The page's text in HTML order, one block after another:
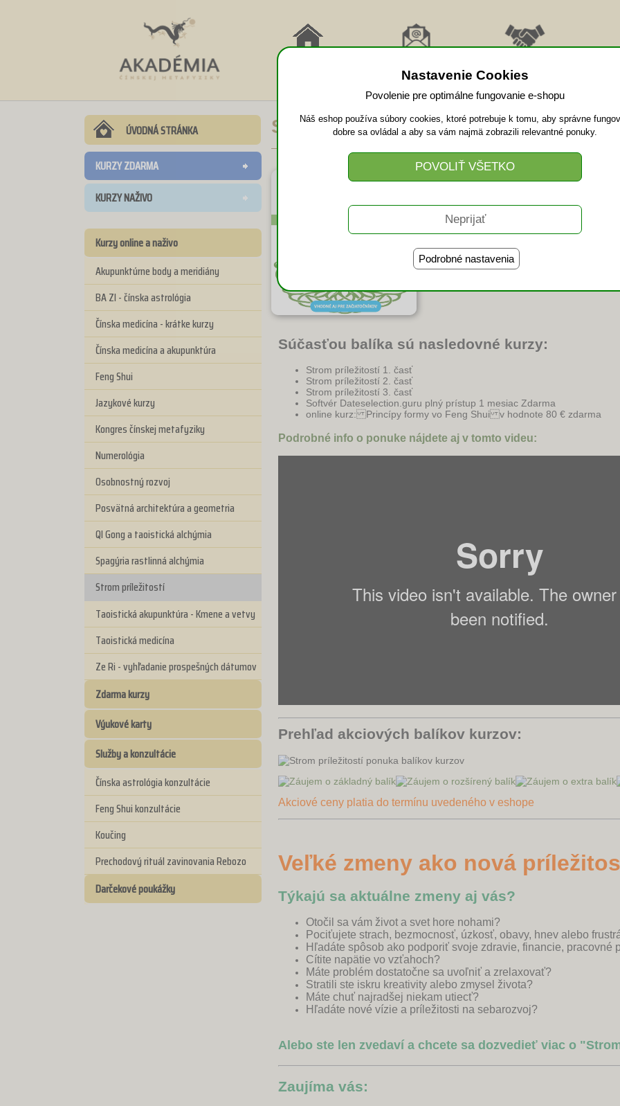
Nastavenie Cookies
Povolenie pre optimálne fungovanie e-shopu
Náš eshop používa súbory cookies, ktoré potrebuje k tomu, aby správne
dobre sa ovládal a aby sa vám najmä zobrazili relevantné ponuky.
Podrobné nastavenia
NOVINKY SPOLUPRÁCA
ÚVODNÁ STRÁNKA
KURZY ZDARMA
KURZY NAŽIVO
Kurzy online a naživo
Akupunktúrne body a meridiány
BA ZI - čínska astrológia
Čínska medicína - krátke kurzy
Čínska medicína a akupunktúra
Feng Shui
Jazykové kurzy
Kongres čínskej metafyziky
Numerológia
Osobnostný rozvoj
Posvätná architektúra a geometria
QI Gong a taoistická alchýmia
Spagýria rastlinná alchýmia
Strom príležitostí
Taoistická akupunktúra - Kmene a vetvy
Taoistická medicína
Ze Ri - vyhľadanie prospešných dátumov
Zdarma kurzy
Výukové karty
Služby a konzultácie
Čínska astrológia konzultácie
Feng Shui konzultácie
Koučing
Prechodový rituál zavinovania Rebozo
Darčekové poukážky
Strom príležitostí - základný balík
ONLINE KURZ
Jednorazová platba
kartou alebo prevodom na účet
Súčasťou balíka sú nasledovné kurzy:
Strom príležitostí 1. časť
Strom príležitostí 2. časť
Strom príležitostí 3. časť
Softvér Dateselection.guru plný prístup 1 mesiac Zdarma
online kurz: Princípy formy vo Feng Shui v hodnote 80 € zdarma
Podrobné info o ponuke nájdete aj v tomto videu:
Prehľad akciových balíkov kurzov:
Akciové ceny platia do termínu uvedeného v eshope
Veľké zmeny ako nová
Týkajú sa aktuálne zmeny aj vás?
Otočil sa vám život a svet hore nohami?
Pociťujete strach, bezmocnosť, úzkosť, obavy, hnev alebo
Hľadáte spôsob ako podporiť svoje zdravie, financie, pracovné
Cítite napätie vo vzťahoch?
Máte problém dostatočne sa uvoľniť a zrelaxovať?
Stratili ste iskru kreativity alebo zmysel života?
Máte chuť najradšej niekam utiecť?
Hľadáte nové vízie a príležitosti na sebarozvoj?
Alebo ste len zvedaví a chcete sa dozvedieť viac o
Zaujíma vás: